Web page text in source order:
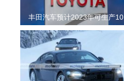
丰田汽车预计2023年可生产10